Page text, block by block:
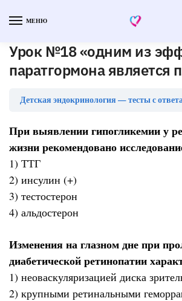
МЕНЮ
Урок №18 «одним из
паратгормона является
Детская эндокринология — тесты с
При выявлении гипогликемии у
жизни рекомендовано
1) ТТГ
2) инсулин (+)
3) тестостерон
4) альдостерон
Изменения на глазном дне при
диабетической ретинопатии
1) неоваскуляризацией диска
2) крупными ретинальными